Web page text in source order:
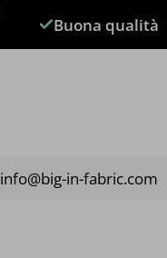
Buona qualità
info@big-in-fabric.com